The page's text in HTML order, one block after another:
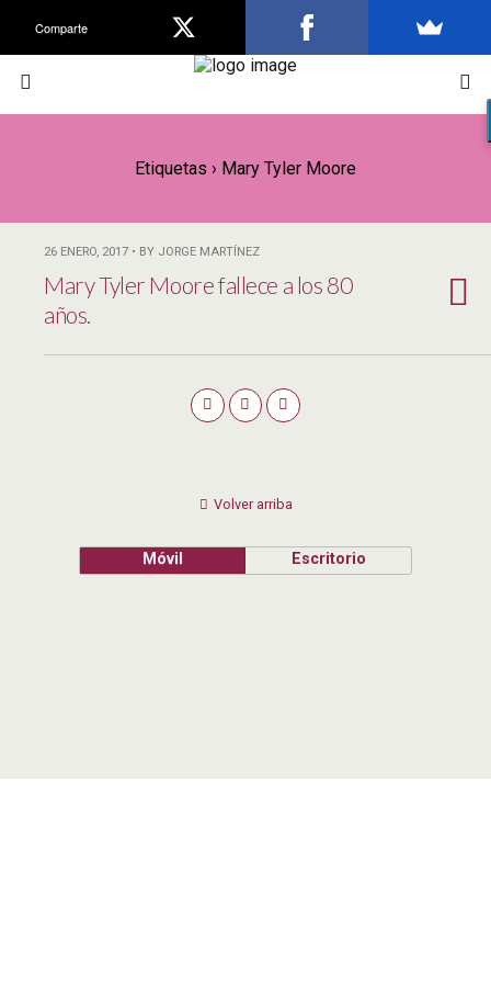
Etiquetas › Mary Tyler Moore
26 ENERO, 2017 • BY JORGE MARTÍNEZ
Mary Tyler Moore fallece a los 80
años.
Volver arriba
Móvil Escritorio
Comparte